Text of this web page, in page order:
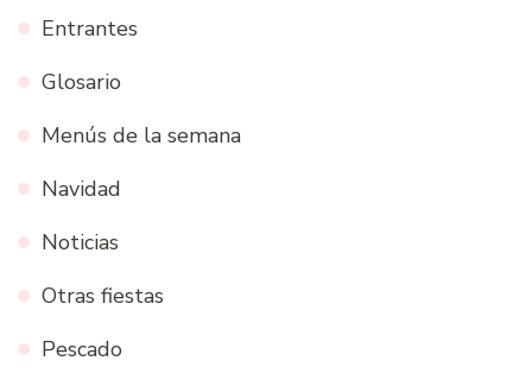
Entrantes
Glosario
Menús de la semana
Navidad
Noticias
Otras fiestas
Pescado